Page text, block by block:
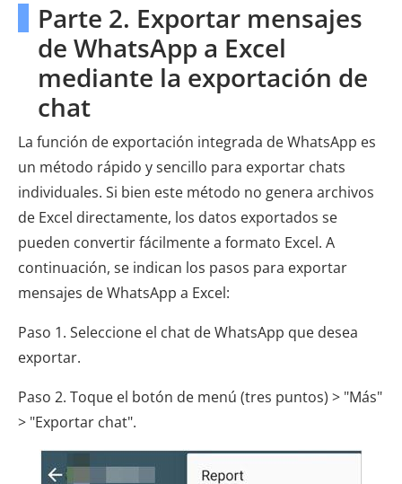
Parte 2. Exportar mensajes
de WhatsApp a Excel
mediante la exportación de
chat
La función de exportación integrada de WhatsApp es
un método rápido y sencillo para exportar chats
individuales. Si bien este método no genera archivos
de Excel directamente, los datos exportados se
pueden convertir fácilmente a formato Excel. A
continuación, se indican los pasos para exportar
mensajes de WhatsApp a Excel:
Paso 1. Seleccione el chat de WhatsApp que desea
exportar.
Paso 2. Toque el botón de menú (tres puntos) > "Más"
> "Exportar chat".